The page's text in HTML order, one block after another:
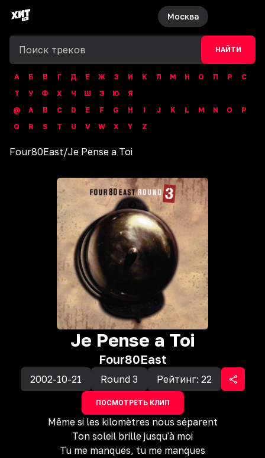
Москва
НАЙТИ
А Б В Г Д Е Ж З И К Л М Н О П Р
С
Т
У Ф Х Ч Ш Э Ю
Я
@
A B C D E F G H I J K L M N O
P
Q
R S T U V W X Y Z
Four80East/Je Pense a Toi
Je Pense a Toi
Four80East
2002-10-21 Round 3 Рейтинг: 22
ПОСМОТРЕТЬ КЛИП
Même si les kilomètres nous séparent
Ton soleil brille jusqu'à moi
Tu me manques, tu me manques